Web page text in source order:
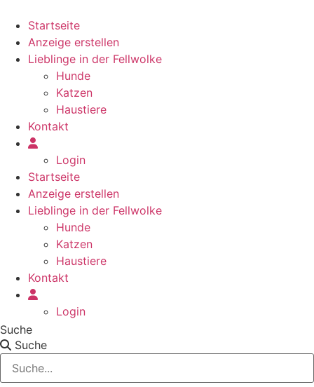
Inhalt
springen
Startseite
Anzeige erstellen
Lieblinge in der Fellwolke
Hunde
Katzen
Haustiere
Kontakt
Login
Startseite
Anzeige erstellen
Lieblinge in der Fellwolke
Hunde
Katzen
Haustiere
Kontakt
Login
Suche
Suche